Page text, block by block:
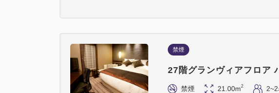
禁煙
27階グランヴィアフロア
禁煙 21.00m2 2~2